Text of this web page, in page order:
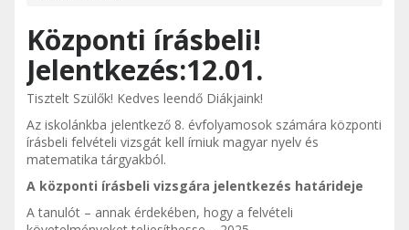
Központi írásbeli!
Jelentkezés:12.01.
Tisztelt Szülők! Kedves leendő Diákjaink!
Az iskolánkba jelentkező 8. évfolyamosok számára központi
írásbeli felvételi vizsgát kell írniuk magyar nyelv és
matematika tárgyakból.
A központi írásbeli vizsgára jelentkezés határideje
A tanulót – annak érdekében, hogy a felvételi